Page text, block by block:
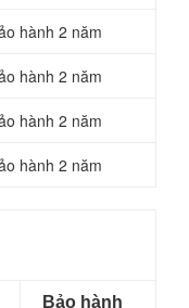
hành 2 năm
hành 2 năm
hành 2 năm
hành 2 năm
Bảo hành